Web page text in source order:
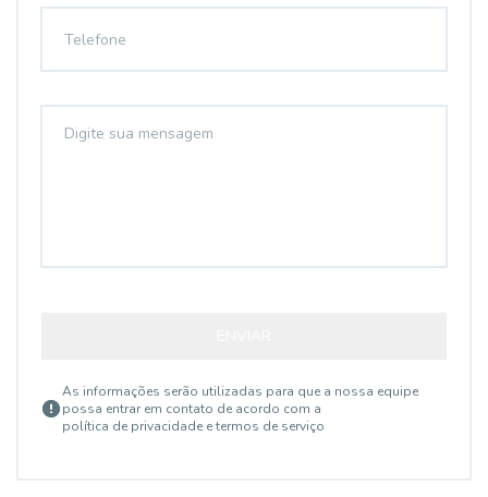
As informações serão utilizadas para que a nossa equipe
possa entrar em contato de acordo com a
política de privacidade e termos de serviço